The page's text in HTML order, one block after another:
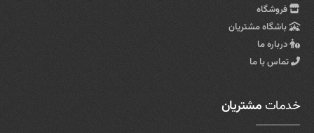
فروشگاه
باشگاه مشتریان
درباره ما
تماس با ما
خدمات مشتریان